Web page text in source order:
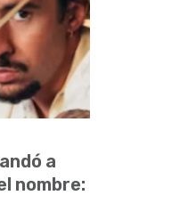
a
nombre: